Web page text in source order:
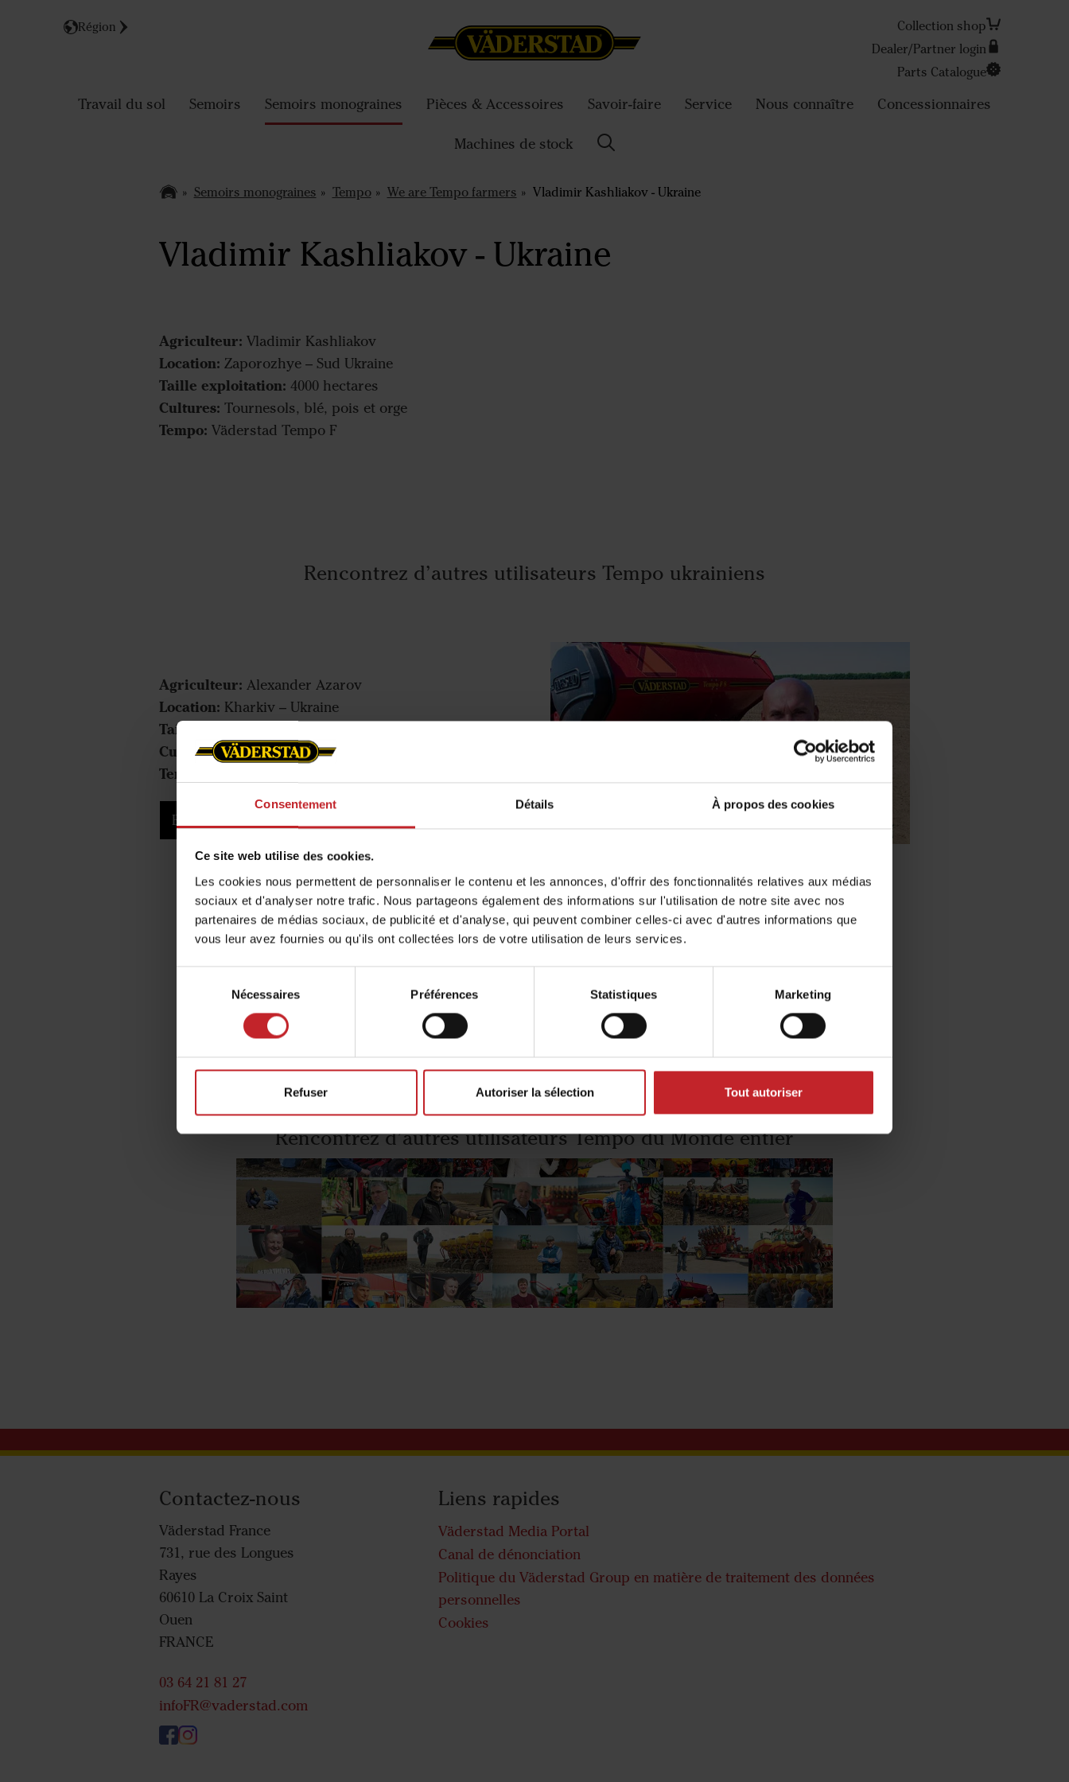
Consentement Détails À propos des cookies
Ce site web utilise des cookies.
Les cookies nous permettent de personnaliser le contenu et les annonces, d'offrir des fonctionnalités relatives aux médias
sociaux et d'analyser notre trafic. Nous partageons également des informations sur l'utilisation de notre site avec nos
partenaires de médias sociaux, de publicité et d'analyse, qui peuvent combiner celles-ci avec d'autres informations que
vous leur avez fournies ou qu'ils ont collectées lors de votre utilisation de leurs services.
consentement
Nécessaires Préférences Statistiques Marketing
Refuser Autoriser la sélection Tout autoriser
Région
Collection shop
Dealer/Partner login
Parts Catalogue
Travail du sol Semoirs Semoirs monograines Pièces & Accessoires Savoir-faire Service Nous connaître Concessionnaires
Machines de stock
Semoirs monograines Tempo We are Tempo farmers Vladimir Kashliakov - Ukraine
Vladimir Kashliakov - Ukraine
Agriculteur: Vladimir Kashliakov
Location: Zaporozhye – Sud Ukraine
Taille exploitation: 4000 hectares
Cultures: Tournesols, blé, pois et orge
Tempo: Väderstad Tempo F
Rencontrez d’autres utilisateurs Tempo ukrainiens
Agriculteur: Alexander Azarov
Location: Kharkiv – Ukraine
Taille exploitation:
Cultures:Blé, orge, maïs, tournesols et sarrasin
Tempo:
En apprendre plus
Agriculteur:Valeriy Chernysk
Entreprise:Zapovit Ilyich Farm
Location: Obukhiv district, Kyiv – Ukraine
Tempo:Väderstad Tempo F
En apprendre plus
Rencontrez d’autres utilisateurs Tempo du Monde entier
Contactez-nous
Väderstad France
731, rue des Longues
Rayes
60610 La Croix Saint
Ouen
FRANCE
03 64 21 81 27
infoFR@vaderstad.com
Liens rapides
Väderstad Media Portal
Canal de dénonciation
Politique du Väderstad Group en matière de traitement des données
personnelles
Cookies